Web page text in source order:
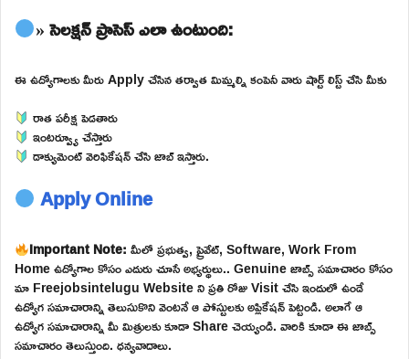
» సెలక్షన్ ప్రాసెస్ ఎలా ఉంటుంది:
ఈ ఉద్యోగాలకు మీరు Apply చేసిన తర్వాత మిమ్మల్ని కంపెనీ వారు షార్ట్ లిస్ట్ చేసి మీకు
రాత పరీక్ష పెడతారు
ఇంటర్వ్యూ చేస్తారు
డాక్యుమెంట్ వెరిఫికేషన్ చేసి జాబ్ ఇస్తారు.
Apply Online
Important Note:మీలో ప్రభుత్వ, ప్రైవేట్, Software, Work From
Home ఉద్యోగాల కోసం ఎదురు చూసే అభ్యర్థులు.. Genuine జాబ్స్ సమాచారం కోసం
మా Freejobsintelugu Website ని ప్రతి రోజు Visit చేసి ఇందులో ఉండే
ఉద్యోగ సమాచారాన్ని తెలుసుకొని వెంటనే ఆ పోస్టులకు అప్లికేషన్ పెట్టండి. అలాగే ఆ
ఉద్యోగ సమాచారాన్ని మీ మిత్రులకు కూడా Share చెయ్యండి. వారికి కూడా ఈ జాబ్స్
సమాచారం తెలుస్తుంది. ధన్యవాదాలు.